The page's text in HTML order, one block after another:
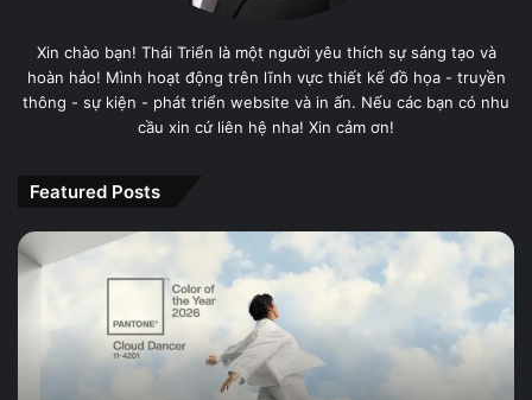
Xin chào bạn! Thái Triển là một người yêu thích sự sáng tạo và
hoàn hảo! Mình hoạt động trên lĩnh vực thiết kế đồ họa - truyền
thông - sự kiện - phát triển website và in ấn. Nếu các bạn có nhu
cầu xin cứ liên hệ nha! Xin cảm ơn!
Featured Posts
PANTONE
11-
Màu